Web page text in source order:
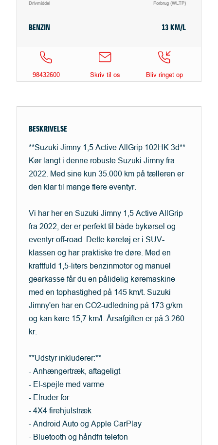
Drivmiddel
BENZIN
Forbrug (WLTP)
13 KM/L
98432600 Skriv til os Bliv ringet op
BESKRIVELSE
**Suzuki Jimny 1,5 Active AllGrip 102HK 3d**
Kør langt i denne robuste Suzuki Jimny fra
2022. Med sine kun 35.000 km på tælleren er
den klar til mange flere eventyr.
Vi har her en Suzuki Jimny 1,5 Active AllGrip
fra 2022, der er perfekt til både bykørsel og
eventyr off-road. Dette køretøj er i SUV-
klassen og har praktiske tre døre. Med en
kraftfuld 1,5-liters benzinmotor og manuel
gearkasse får du en pålidelig køremaskine
med en tophastighed på 145 km/t. Suzuki
Jimny'en har en CO2-udledning på 173 g/km
og kan køre 15,7 km/l. Årsafgiften er på 3.260
kr.
**Udstyr inkluderer:**
- Anhængertræk, aftageligt
- El-spejle med varme
- Elruder for
- 4X4 firehjulstræk
- Android Auto og Apple CarPlay
- Bluetooth og håndfri telefon